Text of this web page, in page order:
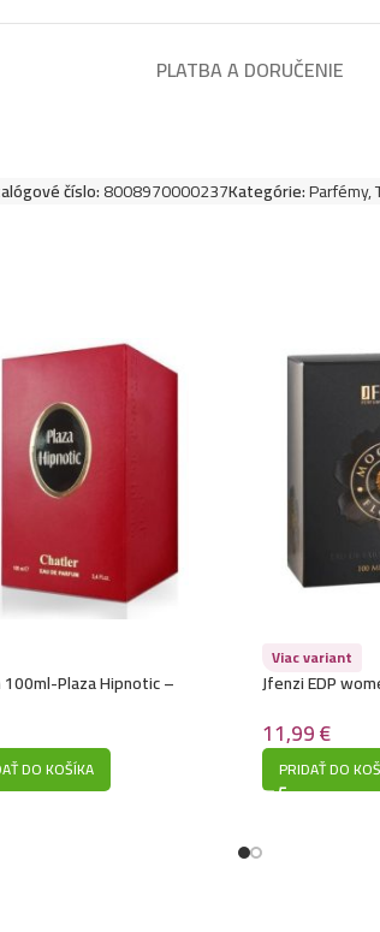
PLATBA A DORUČENIE
číslo:8008970000237Kategórie:Parfémy,
Plaza Hipnotic –
DO KOŠÍKA
Viac variant
Jfenzi EDP
11,99€
PRIDAŤ DO